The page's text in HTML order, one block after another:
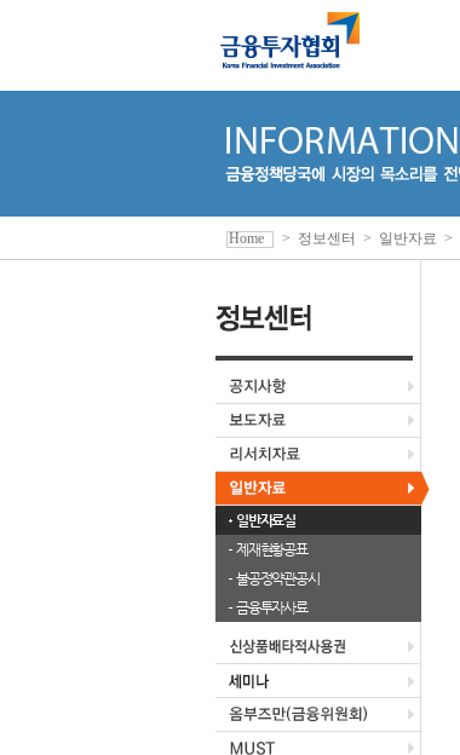
일반자료실
제재현황공표
불공정약관공시
금융투자사료
Home > 정보센터 > 일반자료 >